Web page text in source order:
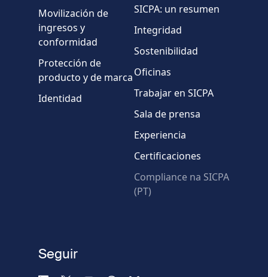
País
Mensaje
* Campos obligatorios
Movilización de
ingresos y
conformidad
Protección de
producto y de marca
Identidad
SICPA: un resumen
Integridad
Sostenibilidad
Oficinas
Trabajar en SICPA
Sala de prensa
Experiencia
Certificaciones
Compliance na SICPA
(PT)
Seguir